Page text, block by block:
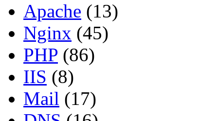
Apache (13)
Nginx (45)
PHP (86)
IIS (8)
Mail (17)